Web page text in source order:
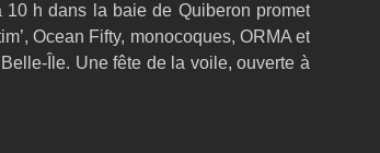
h dans la baie de Quiberon promet
Ocean Fifty, monocoques, ORMA et
Île. Une fête de la voile, ouverte à